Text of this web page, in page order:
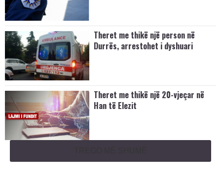
Theret me thikë një person në
Durrës, arrestohet i dyshuari
Theret me thikë një 20-vjeçar në
Han të Elezit